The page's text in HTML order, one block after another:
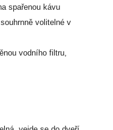
spařenou kávu
volitelné v
vodního filtru,